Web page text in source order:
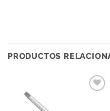
PRODUCTOS